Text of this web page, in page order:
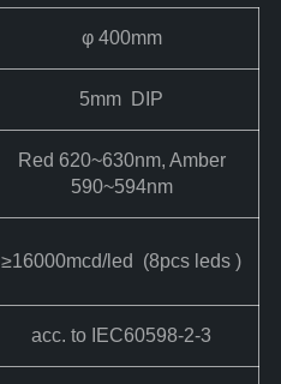
φ 400mm
5mm DIP
Red 620~630nm, Amber
590~594nm
≥16000mcd/led (8pcs leds )
acc. to IEC60598-2-3